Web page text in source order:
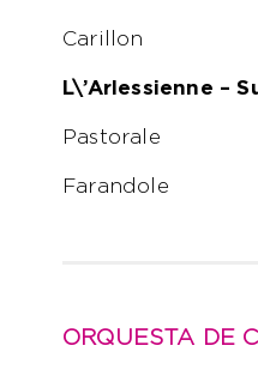
Carillon
L\’Arlessienne –
Pastorale
Farandole
ORQUESTA DE